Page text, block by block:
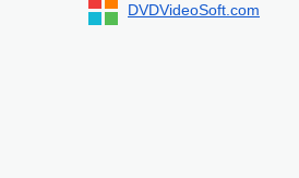
DVDVideoSoft.com